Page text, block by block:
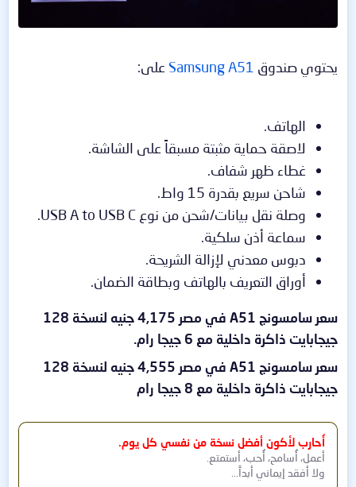
يحتوي صندوق Samsung A51 على:
الهاتف.
لاصقة حماية مثبتة مسبقاً على الشاشة.
غطاء ظهر شفاف.
شاحن سريع بقدرة 15 واط.
وصلة نقل بيانات/شحن من نوع USB A to USB C.
سماعة أذن سلكية.
دبوس معدني لإزالة الشريحة.
أوراق التعريف بالهاتف وبطاقة الضمان.
سعر سامسونج A51 في مصر 4,175 جنيه لنسخة 128
جيجابايت ذاكرة داخلية مع 6 جيجا رام.​
سعر سامسونج A51 في مصر 4,555 جنيه لنسخة 128
جيجابايت ذاكرة داخلية مع 8 جيجا رام​
أُحارب لأكون أفضل نسخة من نفسي كل يوم.
أعمل، أُسامح، أُحب، أستمتع.
ولا أفقد إيماني أبداً...